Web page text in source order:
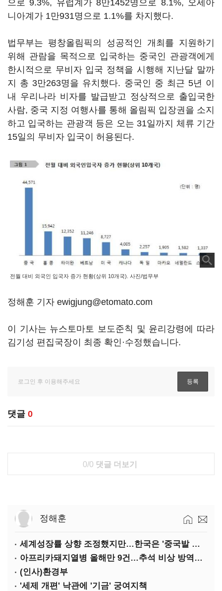
으로 9.3%, 유럽계가 8만1452명으로 8.1%, 오세아
니아계가 1만931명으로 1.1%를 차지했다.
법무부는 평창올림픽의 성공적인 개최를 지원하기
위해 관람을 목적으로 입국하는 중국인 관광객에게
한시적으로 무비자 입국 정책을 시행해 지난달 말까
지 총 3만263명을 유치했다. 중국인 중 최근 5년 이
내 우리나라 비자를 발급받고 정상적으로 출입국한
사람, 중국 지정 여행사를 통해 올림픽 입장권을 소지
하고 입국하는 관광객 등은 오는 31일까지 체류 기간
15일의 무비자 입국이 허용된다.
전월 대비 외국인 입국자 증가 현황(상위 10개국). 사진/법무부
정해훈 기자 ewigjung@etomato.com
이 기사는 뉴스토마토 보도준칙 및 윤리강령에 따라
김기성 편집국장이 최종 확인·수정했습니다.
댓글 0
0/0 댓글 더보기
정해훈
세계성장률 상향 조정했지만…한국은 '중국발 살얼음판'
아프리카돼지열병 올해만 9건…추석 비상 방역에 '총력'
(인사)환경부
'세제 개편' 낙관에 '기금' 궁여지책